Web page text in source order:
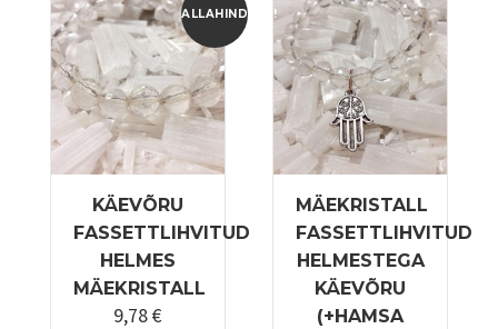
ALLAHINDLUS!
KÄEVÕRU
FASSETTLIHVITUD
HELMES
MÄEKRISTALL
Algne
9,78€
MÄEKRISTALL
FASSETTLIHVITUD
HELMESTEGA
KÄEVÕRU
(+HAMSA